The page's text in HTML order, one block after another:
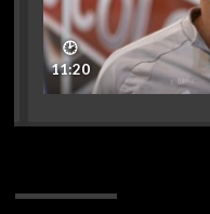
🕑
11:20